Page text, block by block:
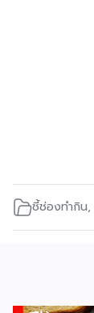
ชี้ช่องทำกิน,